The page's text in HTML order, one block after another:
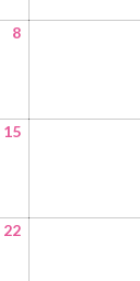
8
15
22